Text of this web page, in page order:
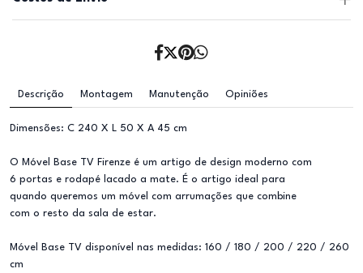
Descrição Montagem Manutenção Opiniões
Dimensões: C 240 X L 50 X A 45 cm
O Móvel Base TV Firenze é um artigo de design moderno com
6 portas e rodapé lacado a mate. É o artigo ideal para
quando queremos um móvel com arrumações que combine
com o resto da sala de estar.
Móvel Base TV disponível nas medidas: 160 / 180 / 200 / 220 / 260
cm